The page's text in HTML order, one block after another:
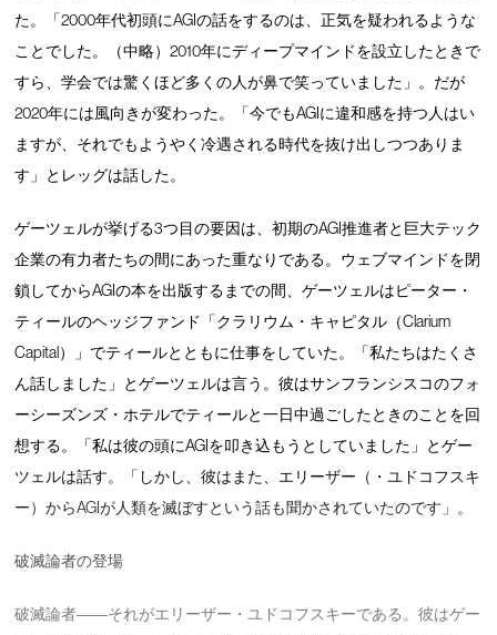
た。「2000年代初頭にAGIの話をするのは、正気を疑われるような
ことでした。（中略）2010年にディープマインドを設立したときで
すら、学会では驚くほど多くの人が鼻で笑っていました」。だが
2020年には風向きが変わった。「今でもAGIに違和感を持つ人はい
ますが、それでもようやく冷遇される時代を抜け出しつつありま
す」とレッグは話した。
ゲーツェルが挙げる3つ目の要因は、初期のAGI推進者と巨大テック
企業の有力者たちの間にあった重なりである。ウェブマインドを閉
鎖してからAGIの本を出版するまでの間、ゲーツェルはピーター・
ティールのヘッジファンド「クラリウム・キャピタル（Clarium
Capital）」でティールとともに仕事をしていた。「私たちはたくさ
ん話しました」とゲーツェルは言う。彼はサンフランシスコのフォ
ーシーズンズ・ホテルでティールと一日中過ごしたときのことを回
想する。「私は彼の頭にAGIを叩き込もうとしていました」とゲー
ツェルは話す。「しかし、彼はまた、エリーザー（・ユドコフスキ
ー）からAGIが人類を滅ぼすという話も聞かされていたのです」。
破滅論者の登場
破滅論者――それがエリーザー・ユドコフスキーである。彼はゲー